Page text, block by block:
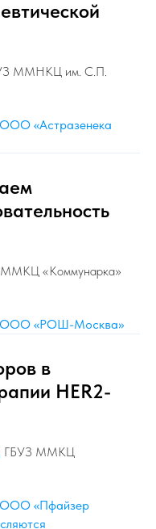
ММНКЦ им. С.П.
«Астразенека
«Коммунарка»
ООО «РОШ-Москва»
в
HER2-
ГБУЗ ММКЦ
ООО «Пфайзер